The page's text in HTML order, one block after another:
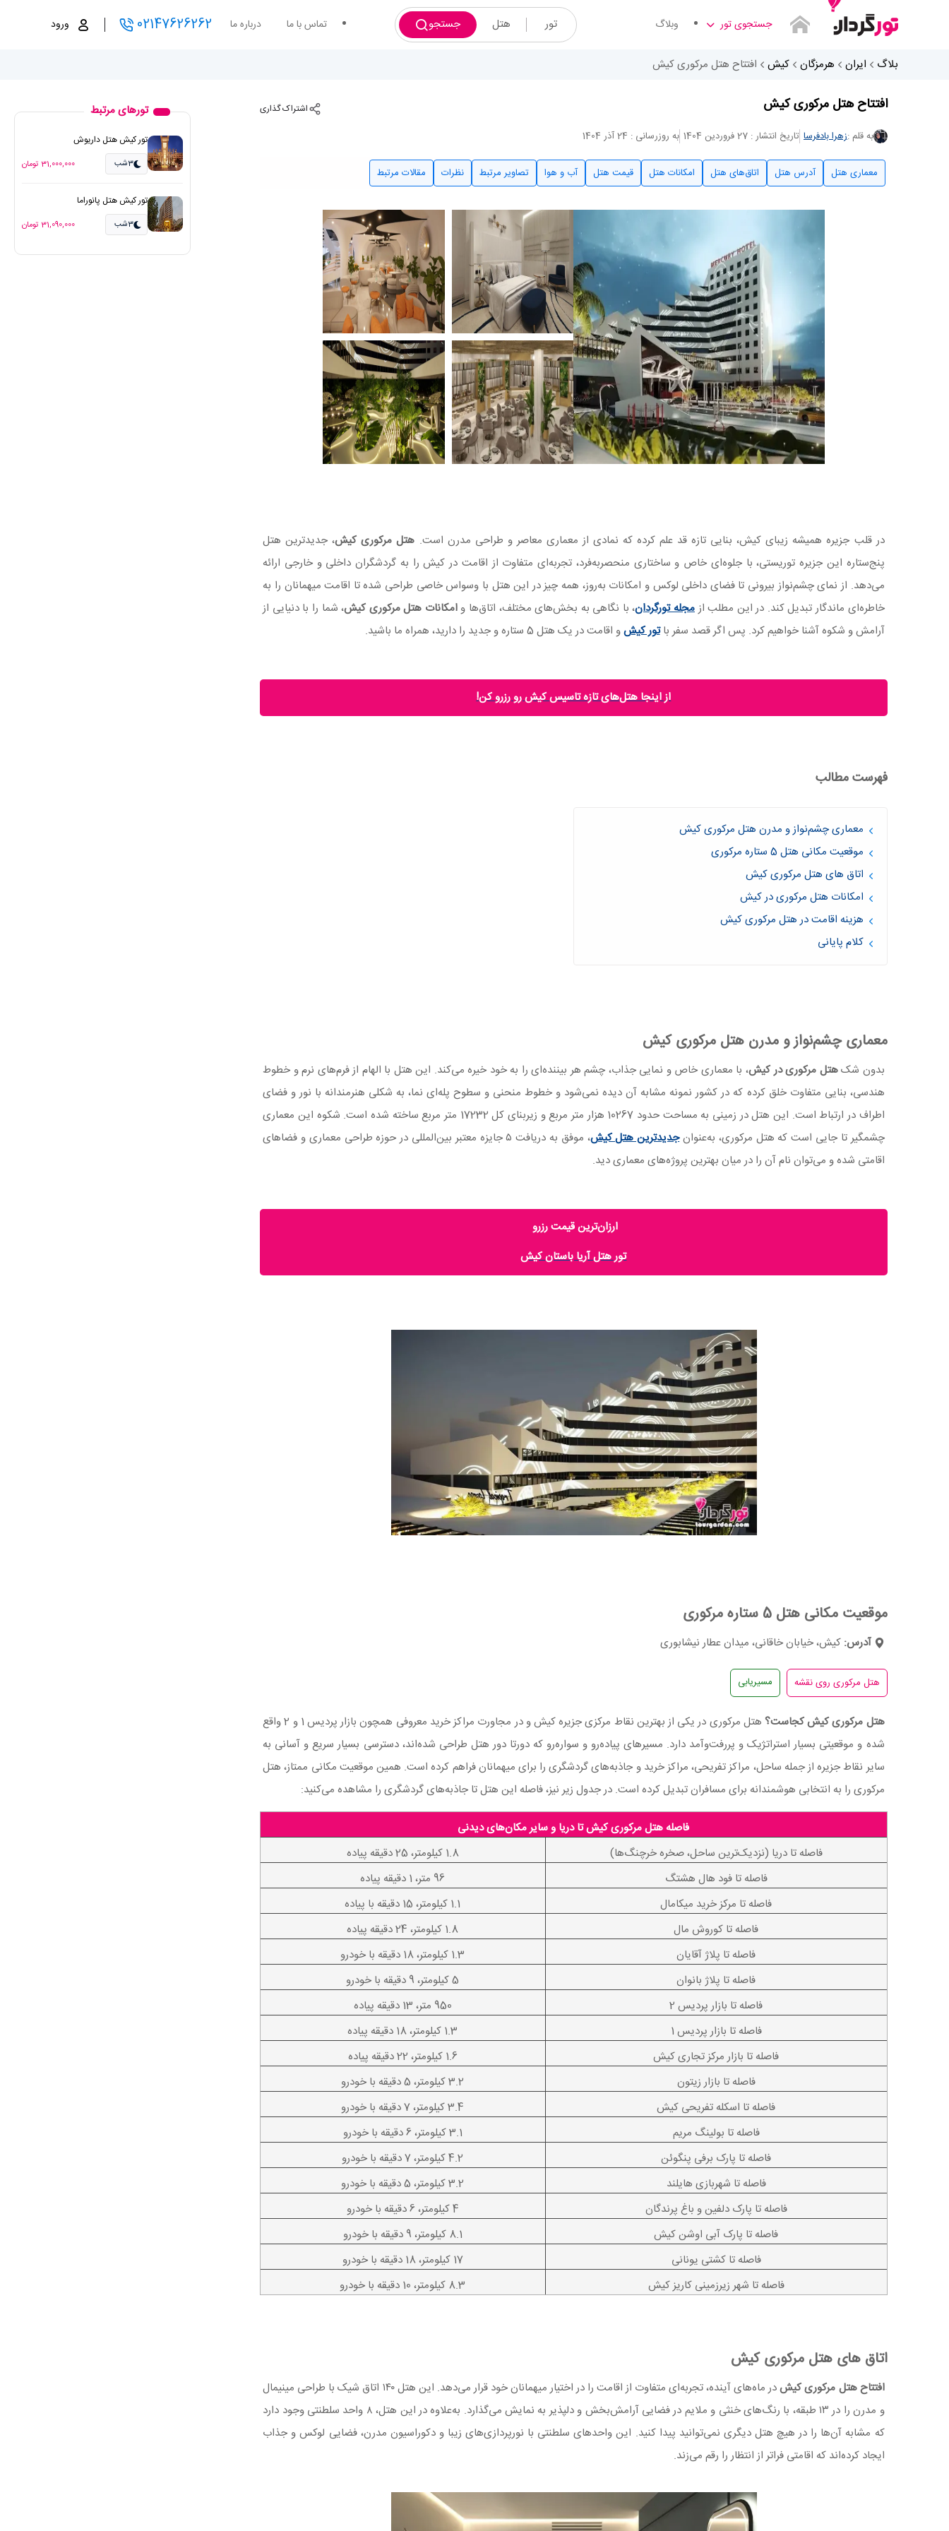
جستجوی تور وبلاگ تور هتل جستجو تماس با ما درباره ما 02147626262 ورود
بلاگ ایران هرمزگان کیش افتتاح هتل مرکوری کیش
افتتاح هتل مرکوری کیش اشتراک گذاری
به قلم :زهرا بادفرسا تاریخ انتشار : 27 فروردین 1404 به روزرسانی : 24 آذر 1404
معماری هتل آدرس هتل اتاق‌های هتل امکانات هتل قیمت هتل آب و هوا تصاویر مرتبط نظرات مقالات مرتبط
در قلب جزیره همیشه زیبای کیش، بنایی تازه‌ قد علم کرده که نمادی از معماری معاصر و طراحی مدرن است. هتل مرکوری کیش، جدیدترین هتل
پنج‌ستاره این جزیره توریستی، با جلوه‌ای خاص و ساختاری منحصربه‌فرد، تجربه‌ای متفاوت از اقامت در کیش را به گردشگران داخلی و خارجی ارائه
می‌دهد. از نمای چشم‌نواز بیرونی تا فضای داخلی لوکس و امکانات به‌روز، همه چیز در این هتل با وسواس خاصی طراحی شده تا اقامت میهمانان را به
خاطره‌ای ماندگار تبدیل کند. در این مطلب از مجله تورگردان، با نگاهی به بخش‌های مختلف، اتاق‌ها وامکانات هتل مرکوری کیش، شما را با دنیایی از
آرامش و شکوه آشنا خواهیم کرد. پس اگر قصد سفر باتور کیشو اقامت در یک هتل 5 ستاره و جدید را دارید، همراه ما باشید.
از اینجا هتل‌های تازه تاسیس کیش رو رزرو کن!
فهرست مطالب
معماری چشم‌نواز و مدرن هتل مرکوری کیش
موقعیت مکانی هتل 5 ستاره مرکوری
اتاق های هتل مرکوری کیش
امکانات هتل مرکوری در کیش
هزینه اقامت در هتل مرکوری کیش
کلام پایانی
معماری چشم‌نواز و مدرن هتل مرکوری کیش
بدون شکهتل مرکوری در کیش، با معماری خاص و نمایی جذاب، چشم هر بیننده‌ای را به خود خیره می‌کند. این هتل با الهام از فرم‌های نرم و خطوط
هندسی، بنایی متفاوت خلق کرده که در کشور نمونه مشابه آن دیده نمی‌شود و خطوط منحنی و سطوح پله‌ای نما، به شکلی هنرمندانه با نور و فضای
اطراف در ارتباط است. این هتل در زمینی به مساحت حدود 10267 هزار متر مربع و زیربنای کل 17232 متر مربع ساخته شده است. شکوه این معماری
چشمگیر تا جایی است که هتل مرکوری، به‌عنوانجدیدترین هتل کیش
، موفق به دریافت ۵ جایزه معتبر بین‌المللی در حوزه طراحی معماری و فضاهای
اقامتی شده و می‌توان نام آن را در میان بهترین پروژه‌های معماری دید.
ارزان‌ترین قیمت رزرو
تور هتل آریا باستان کیش
موقعیت مکانی هتل 5 ستاره مرکوری
آدرس: کیش، خیابان خاقانی، میدان عطار نیشابوری
مسیریابی
هتل مرکوری کیش کجاست؟
هتل مرکوری در یکی از بهترین نقاط مرکزی جزیره کیش و در مجاورت مراکز خرید معروفی همچون بازار پردیس 1 و 2 واقع
شده و موقعیتی بسیار استراتژیک و پررفت‌وآمد دارد. مسیرهای پیاده‌رو و سواره‌رو که دورتا دور هتل طراحی شده‌اند، دسترسی بسیار سریع و آسانی به
سایر نقاط جزیره از جمله ساحل، مراکز تفریحی، مراکز خرید و جاذبه‌های گردشگری را برای میهمانان فراهم کرده است. همین موقعیت مکانی ممتاز، هتل
مرکوری را به انتخابی هوشمندانه برای مسافران تبدیل کرده است. در جدول زیر نیز، فاصله این هتل تا جاذبه‌های گردشگری را مشاهده می‌کنید:
فاصله هتل مرکوری کیش تا دریا و سایر مکان‌های دیدنی
فاصله تا دریا (نزدیک‌ترین ساحل، صخره خرچنگ‌ها)
1.8 کیلومتر، 25 دقیقه پیاده
فاصله تا فود هال هشتگ
96 متر، 1 دقیقه پیاده
فاصله تا مرکز خرید میکامال
1.1 کیلومتر، 15 دقیقه با پیاده
فاصله تا کوروش مال
1.8 کیلومتر، 24 دقیقه پیاده
فاصله تا پلاژ آقایان
1.3 کیلومتر، 18 دقیقه با خودرو
فاصله تا پلاژ بانوان
5 کیلومتر، 9 دقیقه با خودرو
فاصله تا بازار پردیس 2
950 متر، 13 دقیقه پیاده
فاصله تا بازار پردیس 1
1.3 کیلومتر، 18 دقیقه پیاده
فاصله تا بازار مرکز تجاری کیش
1.6 کیلومتر، 22 دقیقه پیاده
فاصله تا بازار زیتون
3.2 کیلومتر، 5 دقیقه با خودرو
فاصله تا اسکله تفریحی کیش
3.4 کیلومتر، 7 دقیقه با خودرو
فاصله تا بولینگ مریم
3.1 کیلومتر، 6 دقیقه با خودرو
فاصله تا پارک برفی پنگوئن
4.2 کیلومتر، 7 دقیقه با خودرو
فاصله تا شهربازی هایلند
3.2 کیلومتر، 5 دقیقه با خودرو
فاصله تا پارک دلفین و باغ پرندگان
4 کیلومتر، 6 دقیقه با خودرو
فاصله تا پارک آبی اوشن کیش
8.1 کیلومتر، 9 دقیقه با خودرو
فاصله تا کشتی یونانی
17 کیلومتر، 18 دقیقه با خودرو
فاصله تا شهر زیرزمینی کاریز کیش
8.3 کیلومتر، 10 دقیقه با خودرو
اتاق های هتل مرکوری کیش
افتتاح هتل مرکوری کیش
در ماه‌های آینده، تجربه‌ای متفاوت از اقامت را در اختیار میهمانان خود قرار می‌دهد. این هتل ۱۴۰ اتاق شیک با طراحی مینیمال
و مدرن را در ۱۳ طبقه، با رنگ‌های خنثی و ملایم در فضایی آرامش‌بخش و دلپذیر به نمایش می‌گذارد. به‌علاوه در این هتل، ۸ واحد سلطنتی وجود دارد
که مشابه آن‌ها را در هیچ هتل دیگری نمی‌توانید پیدا کنید. این واحدهای سلطنتی با نورپردازی‌های زیبا و دکوراسیون مدرن، فضایی لوکس و جذاب
ایجاد کرده‌اند که اقامتی فراتر از انتظار را رقم می‌زند.
تورهای مرتبط
تور کیش هتل داریوش
3شب 31,000,000 تومان
تور کیش هتل پانوراما
3شب 31,090,000 تومان